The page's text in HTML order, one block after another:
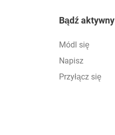
Footer
Bądź aktywny
Módl się
Napisz
Przyłącz się